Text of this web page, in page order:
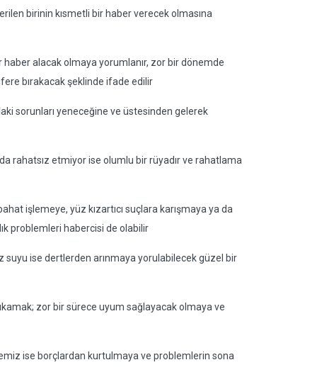
birinin kısmetli bir haber verecek olmasına
haber alacak olmaya yorumlanır, zor bir dönemde
bırakacak şeklinde ifade edilir
sorunları yeneceğine ve üstesinden gelerek
rahatsız etmiyor ise olumlu bir rüyadır ve rahatlama
işlemeye, yüz kızartıcı suçlara karışmaya ya da
problemleri habercisi de olabilir
suyu ise dertlerden arınmaya yorulabilecek güzel bir
zor bir sürece uyum sağlayacak olmaya ve
ise borçlardan kurtulmaya ve problemlerin sona